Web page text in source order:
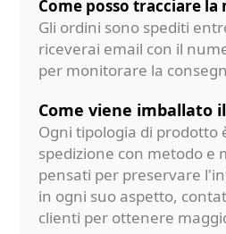
Come posso tracciare la
Gli ordini sono spediti
riceverai email con il
per monitorare la
Come viene imballato
Ogni tipologia di prodotto
spedizione con metodo e
pensati per preservare
in ogni suo aspetto,
clienti per ottenere